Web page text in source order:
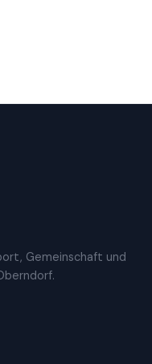
Gemeinschaft und